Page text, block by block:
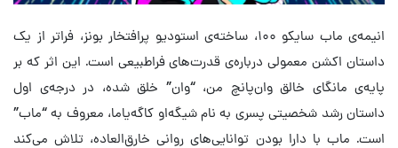
انیمه‌ی ماب سایکو ۱۰۰، ساخته‌ی استودیو پرافتخار بونز، فراتر از یک
داستان اکشن معمولی درباره‌ی قدرت‌های فراطبیعی است. این اثر که بر
پایه‌ی مانگای خالق وان‌پانچ من، “وان” خلق شده، در درجه‌ی اول
داستان رشد شخصیتی پسری به نام شیگه‌او کاگه‌یاما، معروف به “ماب”
است. ماب با دارا بودن توانایی‌های روانی خارق‌العاده، تلاش می‌کند